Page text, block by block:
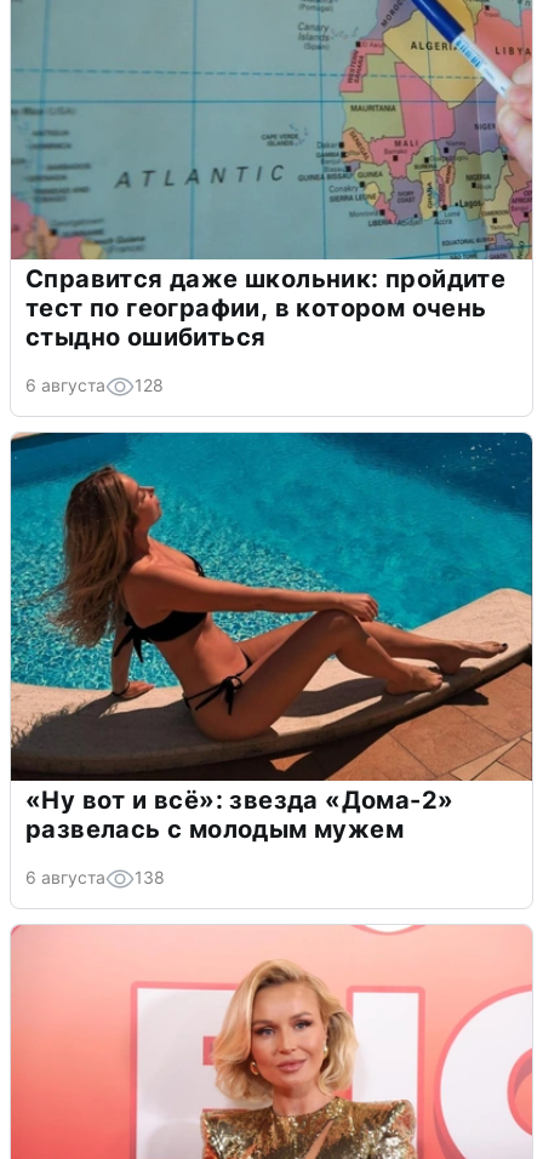
Справится даже школьник: пройдите
тест по географии, в котором очень
стыдно ошибиться
6 августа 128
«Ну вот и всё»: звезда «Дома-2»
развелась с молодым мужем
6 августа 138